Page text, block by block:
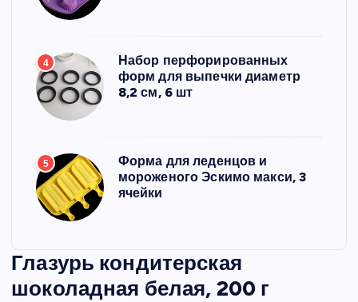
4
Набор перфорированных
форм для выпечки диаметр
8,2 см, 6 шт
5
Форма для леденцов и
мороженого Эскимо макси, 3
ячейки
Глазурь кондитерская
шоколадная белая, 200 г